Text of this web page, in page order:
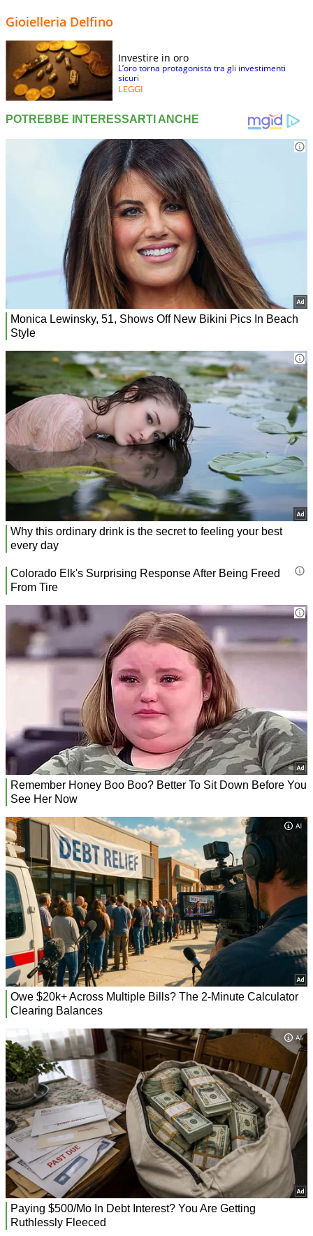
Gioielleria Delfino
Investire in oro
L’oro torna protagonista tra gli investimenti
sicuri
LEGGI